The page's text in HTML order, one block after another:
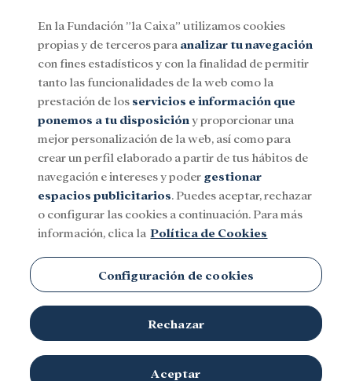
Menu
SocialInvestigación y becasCultura
En la Fundación ”la Caixa” utilizamos cookies
propias y de terceros para analizar tu navegación
con fines estadísticos y con la finalidad de permitir
tanto las funcionalidades de la web como la
prestación de los servicios e información que
ponemos a tu disposición y proporcionar una
mejor personalización de la web, así como para
crear un perfil elaborado a partir de tus hábitos de
navegación e intereses y poder gestionar
espacios publicitarios. Puedes aceptar, rechazar
o configurar las cookies a continuación. Para más
información, clica la Política de Cookies
Configuración de cookies
Rechazar
Aceptar